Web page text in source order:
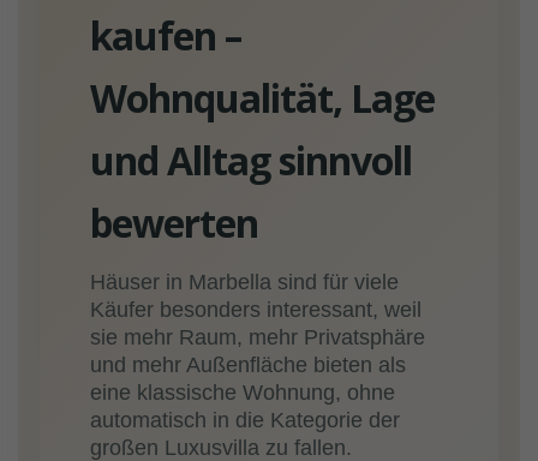
kaufen –
Wohnqualität, Lage
und Alltag sinnvoll
bewerten
Häuser in Marbella sind für viele
Käufer besonders interessant, weil
sie mehr Raum, mehr Privatsphäre
und mehr Außenfläche bieten als
eine klassische Wohnung, ohne
automatisch in die Kategorie der
großen Luxusvilla zu fallen.